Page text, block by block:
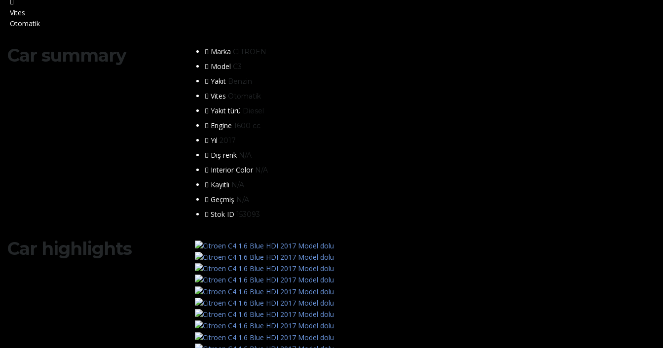
Vites
Otomatik
Car summary Marka CITROEN
Model C3
Yakıt Benzin
Vites Otomatik
Yakıt türü Diesel
Engine 1600 cc
Yıl 2017
Dış renk N/A
Interior Color N/A
Kayıtlı N/A
Geçmiş N/A
Stok ID 153093
Car highlights